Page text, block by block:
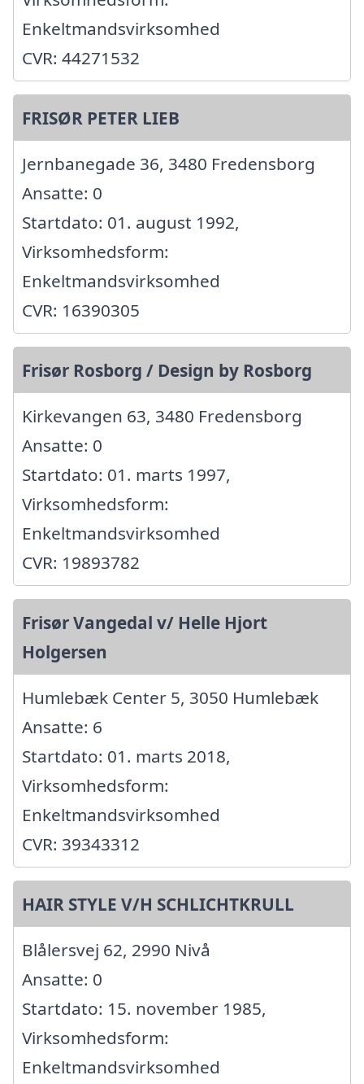
Enkeltmandsvirksomhed
CVR: 44271532
FRISØR PETER LIEB
Jernbanegade 36, 3480 Fredensborg
Ansatte: 0
Startdato: 01. august 1992,
Virksomhedsform:
Enkeltmandsvirksomhed
CVR: 16390305
Frisør Rosborg / Design by Rosborg
Kirkevangen 63, 3480 Fredensborg
Ansatte: 0
Startdato: 01. marts 1997,
Virksomhedsform:
Enkeltmandsvirksomhed
CVR: 19893782
Frisør Vangedal v/ Helle Hjort
Holgersen
Humlebæk Center 5, 3050 Humlebæk
Ansatte: 6
Startdato: 01. marts 2018,
Virksomhedsform:
Enkeltmandsvirksomhed
CVR: 39343312
HAIR STYLE V/H SCHLICHTKRULL
Blålersvej 62, 2990 Nivå
Ansatte: 0
Startdato: 15. november 1985,
Virksomhedsform:
Enkeltmandsvirksomhed